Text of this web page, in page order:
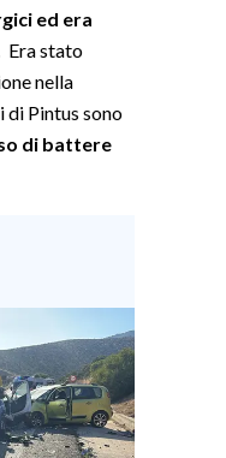
ed era
Era stato
nella
di Pintus sono
di battere